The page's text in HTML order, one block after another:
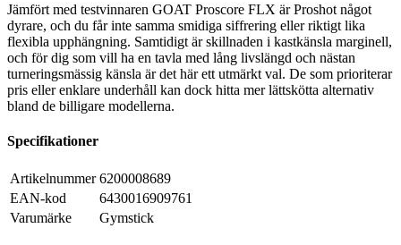
Jämfört med testvinnaren GOAT Proscore FLX är Proshot något
dyrare, och du får inte samma smidiga siffrering eller riktigt lika
flexibla upphängning. Samtidigt är skillnaden i kastkänsla marginell,
och för dig som vill ha en tavla med lång livslängd och nästan
turneringsmässig känsla är det här ett utmärkt val. De som prioriterar
pris eller enklare underhåll kan dock hitta mer lättskötta alternativ
bland de billigare modellerna.
Specifikationer
Artikelnummer 6200008689
EAN-kod
6430016909761
Varumärke
Gymstick